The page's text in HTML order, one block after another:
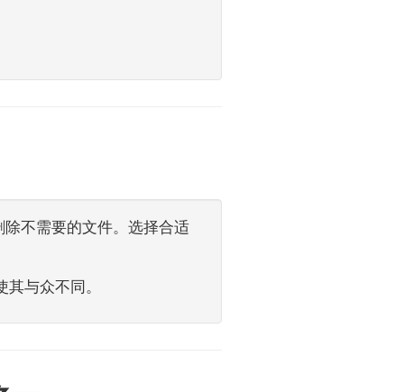
不需要的文件。选择合适
与众不同。